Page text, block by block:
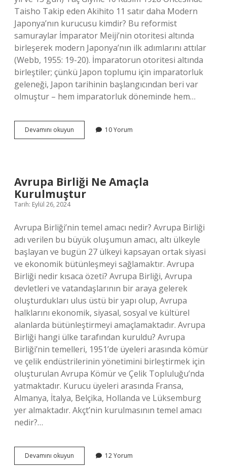
Taisho Takip eden Akihito 11 satır daha Modern
Japonya’nın kurucusu kimdir? Bu reformist
samuraylar İmparator Meiji’nin otoritesi altında
birleşerek modern Japonya’nın ilk adımlarını attılar
(Webb, 1955: 19-20). İmparatorun otoritesi altında
birleştiler; çünkü Japon toplumu için imparatorluk
geleneği, Japon tarihinin başlangıcından beri var
olmuştur – hem imparatorluk döneminde hem…
Devamını okuyun Japonyanın
Atatürkü
10 Yorum
Avrupa Birliği Ne Amaçla
Kurulmuştur
Tarih: Eylül 26, 2024
Avrupa Birliği’nin temel amacı nedir? Avrupa Birliği
adı verilen bu büyük oluşumun amacı, altı ülkeyle
başlayan ve bugün 27 ülkeyi kapsayan ortak siyasi
ve ekonomik bütünleşmeyi sağlamaktır. Avrupa
Birliği nedir kısaca özeti? Avrupa Birliği, Avrupa
devletleri ve vatandaşlarının bir araya gelerek
oluşturdukları ulus üstü bir yapı olup, Avrupa
halklarını ekonomik, siyasal, sosyal ve kültürel
alanlarda bütünleştirmeyi amaçlamaktadır. Avrupa
Birliği hangi ülke tarafından kuruldu? Avrupa
Birliği’nin temelleri, 1951’de üyeleri arasında kömür
ve çelik endüstrilerinin yönetimini birleştirmek için
oluşturulan Avrupa Kömür ve Çelik Topluluğu’nda
yatmaktadır. Kurucu üyeleri arasında Fransa,
Almanya, İtalya, Belçika, Hollanda ve Lüksemburg
yer almaktadır. Akçt’nin kurulmasının temel amacı
nedir?…
Devamını okuyun
Birliği
12 Yorum